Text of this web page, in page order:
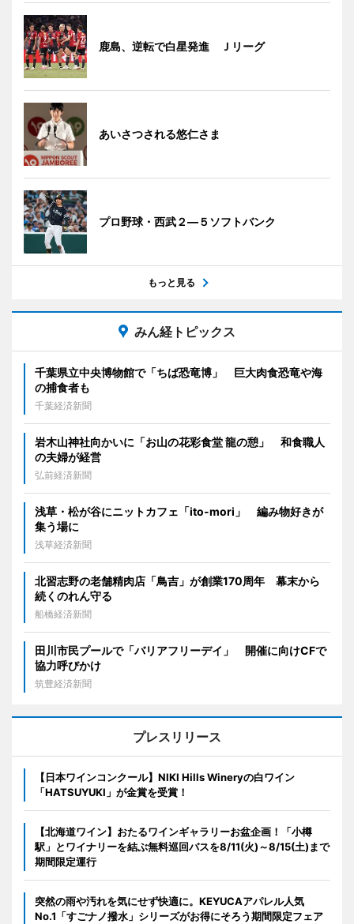
鹿島、逆転で白星発進 Ｊリーグ
あいさつされる悠仁さま
プロ野球・西武２―５ソフトバンク
もっと見る
みん経トピックス
千葉県立中央博物館で「ちば恐竜博」 巨大肉食恐竜や海
の捕食者も
千葉経済新聞
岩木山神社向かいに「お山の花彩食堂 龍の憩」 和食職人
の夫婦が経営
弘前経済新聞
浅草・松が谷にニットカフェ「ito-mori」 編み物好きが
集う場に
浅草経済新聞
北習志野の老舗精肉店「鳥吉」が創業170周年 幕末から
続くのれん守る
船橋経済新聞
田川市民プールで「バリアフリーデイ」 開催に向けCFで
協力呼びかけ
筑豊経済新聞
プレスリリース
【日本ワインコンクール】NIKI Hills Wineryの白ワイン
「HATSUYUKI」が金賞を受賞！
【北海道ワイン】おたるワインギャラリーお盆企画！「小樽
駅」とワイナリーを結ぶ無料巡回バスを8/11(火)～8/15(土)まで
期間限定運行
突然の雨や汚れを気にせず快適に。KEYUCAアパレル人気
No.1「すごナノ撥水」シリーズがお得にそろう期間限定フェア